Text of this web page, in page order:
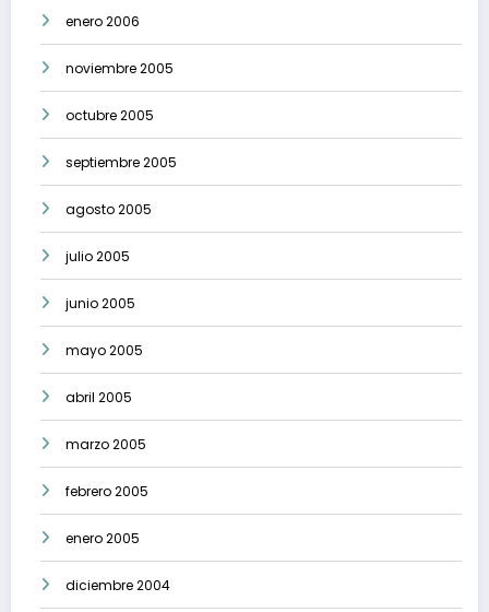
enero 2006
noviembre 2005
octubre 2005
septiembre 2005
agosto 2005
julio 2005
junio 2005
mayo 2005
abril 2005
marzo 2005
febrero 2005
enero 2005
diciembre 2004